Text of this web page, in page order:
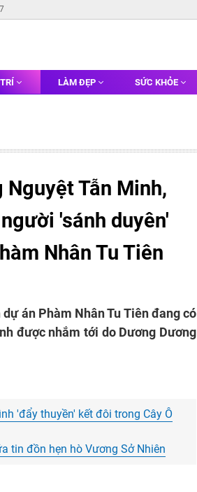
LÀM ĐẸP SỨC KHỎE
Tẫn Minh,
'sánh duyên'
Nhân Tu Tiên
án Phàm Nhân Tu Tiên đang có
được nhắm tới do Dương Dương
'đẩy thuyền' kết đôi trong Cây Ô
tin đồn hẹn hò Vương Sở Nhiên